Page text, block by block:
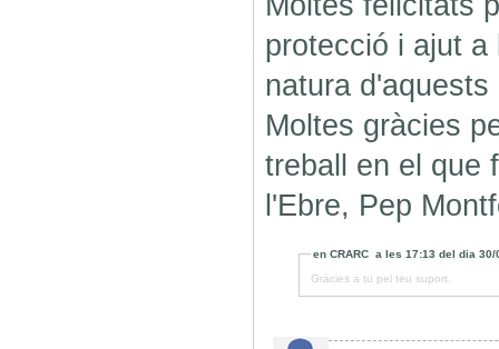
protecció i ajut
natura
Moltes gràcies
treball en el que
l'Ebre, Pep
enCRARC a les17:13 del dia30/
Gràcies a tu pel teu suport.